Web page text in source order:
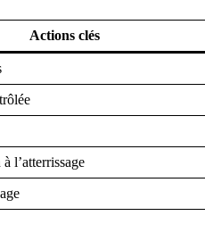
Actions clés
l’atterrissage